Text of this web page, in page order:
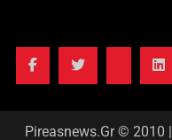
Pireasnews.Gr © 2010 |